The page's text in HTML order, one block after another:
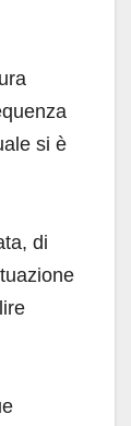
si è
di